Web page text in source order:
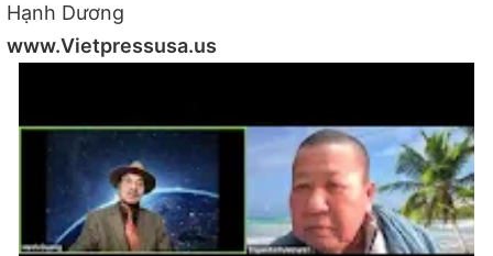
Hạnh Dương
www.Vietpressusa.us